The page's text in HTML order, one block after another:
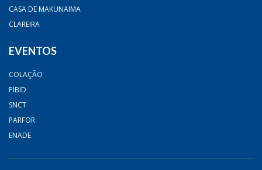
CASA DE MAKUNAIMA
CLAREIRA
EVENTOS
COLAÇÃO
PIBID
SNCT
PARFOR
ENADE